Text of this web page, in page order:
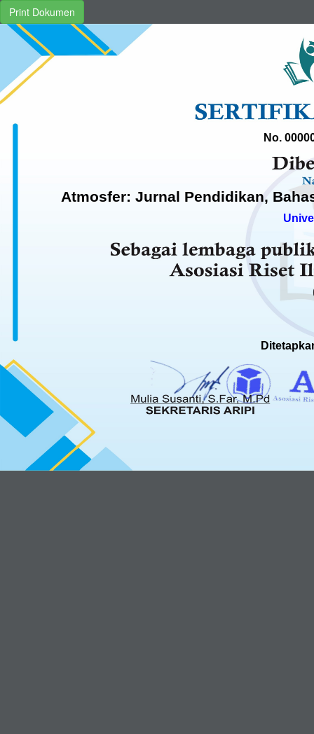
Print Dokumen
No.
Atmosfer: Jurnal Pendidikan,